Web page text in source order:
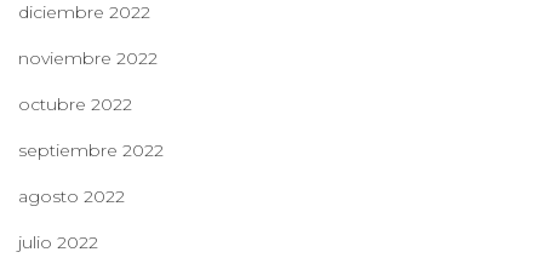
diciembre 2022
noviembre 2022
octubre 2022
septiembre 2022
agosto 2022
julio 2022